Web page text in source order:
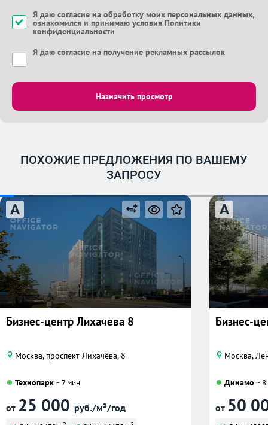
Я даю согласие на обработку моих персональных данных,
ознакомился и принимаю условия Политики
конфиденциальности
Я даю согласие на получение рекламных рассылок
Назначить просмотр
ПОХОЖИЕ ПРЕДЛОЖЕНИЯ ПО ВАШЕМУ
ЗАПРОСУ
A
Бизнес-центр Лихачева 8
Москва, проспект Лихачёва, 8
Технопарк~ 7 мин.
от 25 000 руб./м²/год
A
Бизнес-
Москва,
Динамо ~
от 50